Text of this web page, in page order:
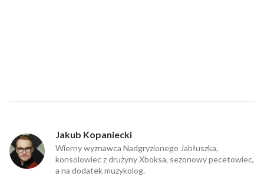
Jakub Kopaniecki
Wierny wyznawca Nadgryzionego Jabłuszka,
konsolowiec z drużyny Xboksa, sezonowy pecetowiec,
a na dodatek muzykolog.